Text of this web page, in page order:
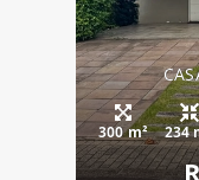
300 m² 234